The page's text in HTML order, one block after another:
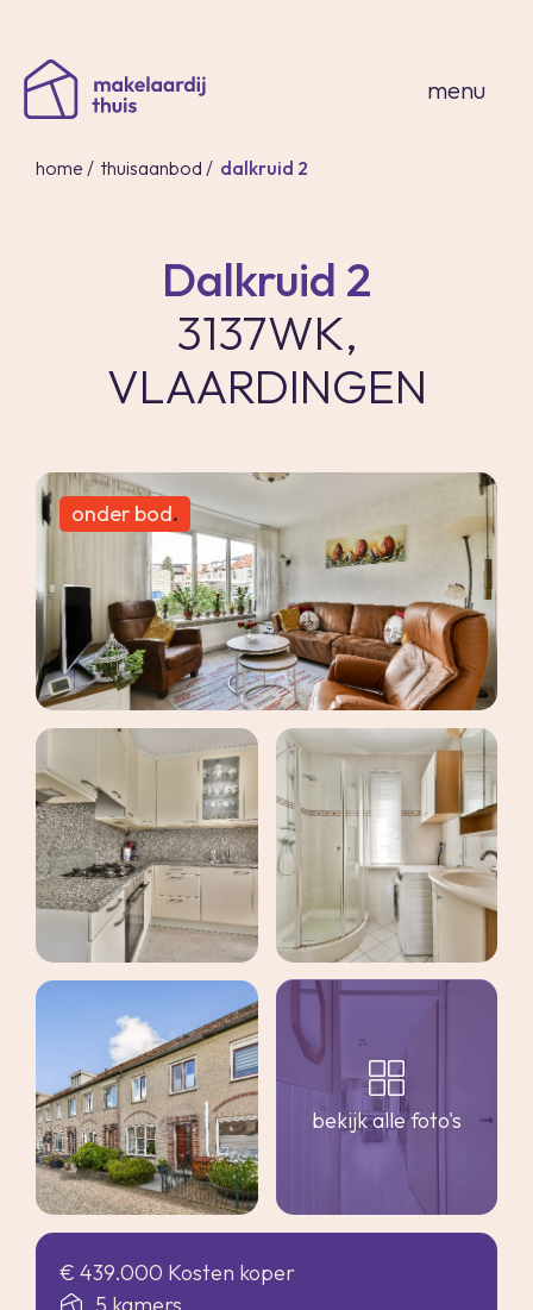
menu
sluiten
home
thuisaanbod
over ons
contact
maak een afspraak
home / thuisaanbod / dalkruid 2
Dalkruid 2
3137WK,
VLAARDINGEN
onder bod.
bekijk alle foto's
€ 439.000 Kosten koper